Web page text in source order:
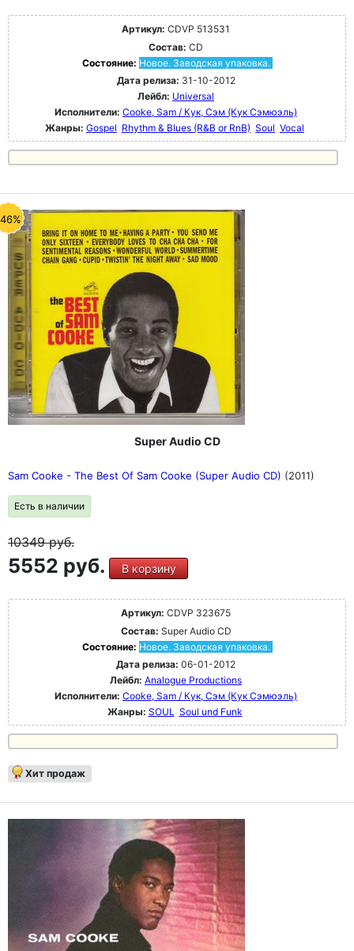
Артикул: CDVP 513531
Состав: CD
Состояние: Новое. Заводская упаковка.
Дата релиза: 31-10-2012
Лейбл: Universal
Исполнители: Cooke, Sam / Кук, Сэм (Кук Сэмюэль)
Жанры: Gospel Rhythm & Blues (R&B or RnB) Soul Vocal
Super Audio CD
Sam Cooke - The Best Of Sam Cooke (Super Audio CD) (2011)
Есть в наличии
10349руб.
5552 руб. В корзину
Артикул: CDVP 323675
Состав: Super Audio CD
Состояние: Новое. Заводская упаковка.
Дата релиза: 06-01-2012
Лейбл: Analogue Productions
Исполнители: Cooke, Sam / Кук, Сэм (Кук Сэмюэль)
Жанры: SOUL Soul und Funk
Хит продаж